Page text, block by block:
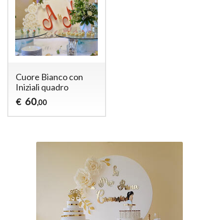
Cuore Bianco con
Iniziali quadro
€ 60,00